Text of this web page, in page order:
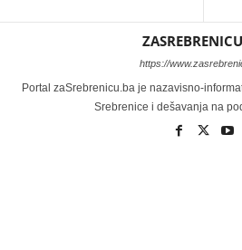
https://
Portal zaSrebrenicu.ba je nazavisno-
Srebrenice i dešavanja na